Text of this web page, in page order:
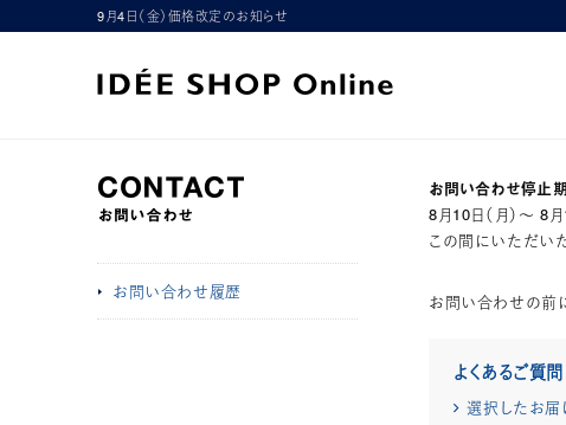
9月4日（金）価格改定のお知らせ
お問い合わせ履歴
お問い合わせ停止
8月10日（月）～ 8
この間にいただい
お問い合わせの前
よくあるご質問
選択したお届